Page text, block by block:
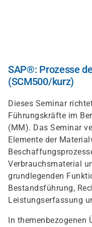
SAP®: Prozesse
(SCM500/kurz)
Dieses Seminar
Führungskräfte im
(MM). Das Seminar
Elemente der
Verbrauchsmaterial
grundlegenden
Bestandsführung,
Leistungserfassung
In themenbezogenen